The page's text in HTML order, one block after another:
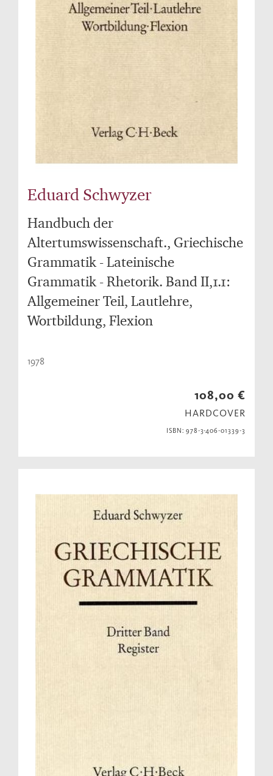
Eduard Schwyzer
Handbuch der
Altertumswissenschaft., Griechische
Grammatik - Lateinische
Grammatik - Rhetorik. Band II,1.1:
Allgemeiner Teil, Lautlehre,
Wortbildung, Flexion
1978
108,00 €
HARDCOVER
ISBN: 978-3-406-01339-3